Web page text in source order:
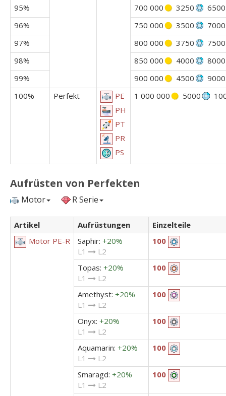
95%
700 000 3250
6500
96%
750 000 3500
7000
97%
800 000 3750
7500
98%
850 000 4000
8000
99%
900 000 4500
9000
100%
Perfekt
PE
PH
PT
PR
PS
1 000 000 5000
Aufrüsten von Perfekten
Motor R Serie
Artikel Aufrüstungen
Einzelteile
Motor PE-R
Saphir: +20%
L1
L2
100
Topas: +20%
L1
L2
100
Amethyst: +20%
L1
L2
100
Onyx: +20%
L1
L2
100
Aquamarin: +20%
L1
L2
100
Smaragd: +20%
L1
L2
100